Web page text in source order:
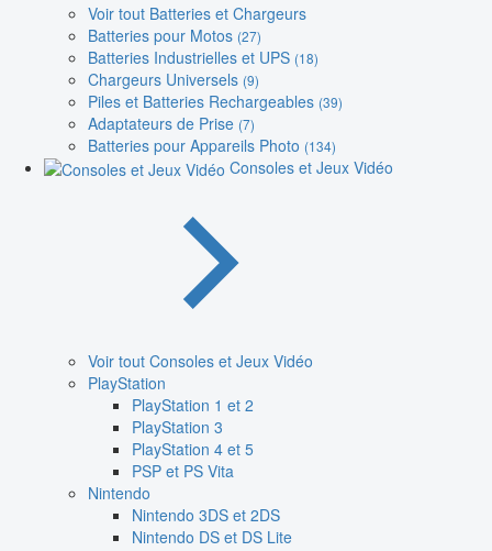
Voir tout Batteries et Chargeurs
Batteries pour Motos (27)
Batteries Industrielles et UPS (18)
Chargeurs Universels (9)
Piles et Batteries Rechargeables (39)
Adaptateurs de Prise (7)
Batteries pour Appareils Photo (134)
Consoles et Jeux Vidéo
Voir tout Consoles et Jeux Vidéo
PlayStation
PlayStation 1 et 2
PlayStation 3
PlayStation 4 et 5
PSP et PS Vita
Nintendo
Nintendo 3DS et 2DS
Nintendo DS et DS Lite